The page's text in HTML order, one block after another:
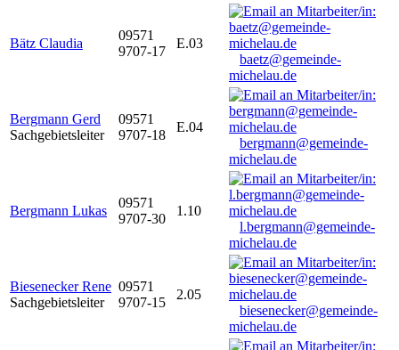
Bätz Claudia
09571
9707-17
E.03
baetz@gemeinde-
michelau.de
Bergmann Gerd
Sachgebietsleiter
09571
9707-18
E.04
bergmann@gemeinde-
michelau.de
Bergmann Lukas
09571
9707-30
1.10
l.bergmann@gemeinde-
michelau.de
Biesenecker Rene
Sachgebietsleiter
09571
9707-15
2.05
biesenecker@gemeinde-
michelau.de